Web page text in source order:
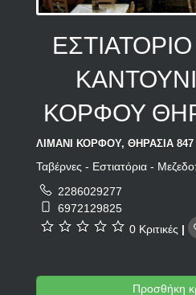
ΚΟΡΦΟΥ
ΛΙΜΑΝΙ ΚΟΡΦΟΥ, ΘΗΡΑΣΙΑ
Ταβέρνες - Εστιατόρια -
2286029277
6972129825
0 Κριτικές |
Προσθήκη